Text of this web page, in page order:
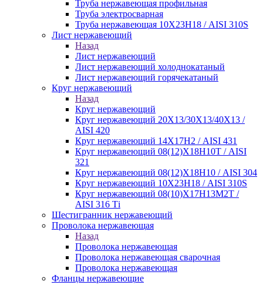
Труба нержавеющая профильная
Труба электросварная
Труба нержавеющая 10Х23Н18 / AISI 310S
Лист нержавеющий
Назад
Лист нержавеющий
Лист нержавеющий холоднокатаный
Лист нержавеющий горячекатаный
Круг нержавеющий
Назад
Круг нержавеющий
Круг нержавеющий 20Х13/30Х13/40Х13 /
AISI 420
Круг нержавеющий 14Х17Н2 / AISI 431
Круг нержавеющий 08(12)Х18Н10Т / AISI
321
Круг нержавеющий 08(12)Х18Н10 / AISI 304
Круг нержавеющий 10Х23Н18 / AISI 310S
Круг нержавеющий 08(10)Х17Н13М2Т /
AISI 316 Тi
Шестигранник нержавеющий
Проволока нержавеющая
Назад
Проволока нержавеющая
Проволока нержавеющая сварочная
Проволока нержавеющая
Фланцы нержавеющие